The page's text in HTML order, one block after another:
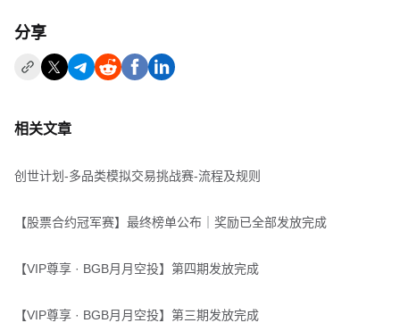
分享
相关文章
创世计划-多品类模拟交易挑战赛-流程及规则
【股票合约冠军赛】最终榜单公布｜奖励已全部发放完成
【VIP尊享 · BGB月月空投】第四期发放完成
【VIP尊享 · BGB月月空投】第三期发放完成